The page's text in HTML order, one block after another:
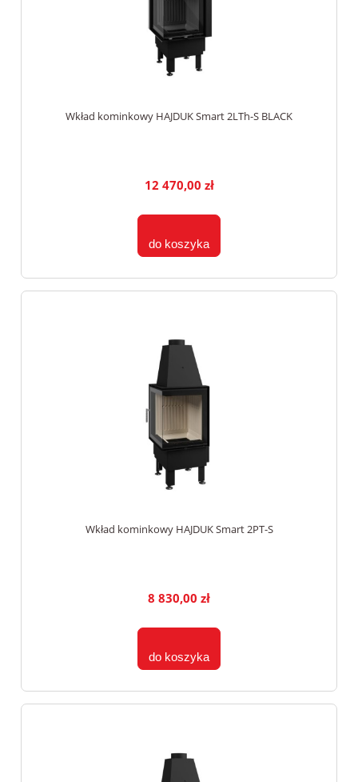
Wkład kominkowy HAJDUK Smart 2LTh-S BLACK
12 470,00 zł
do koszyka
Wkład kominkowy HAJDUK Smart 2PT-S
8 830,00 zł
do koszyka